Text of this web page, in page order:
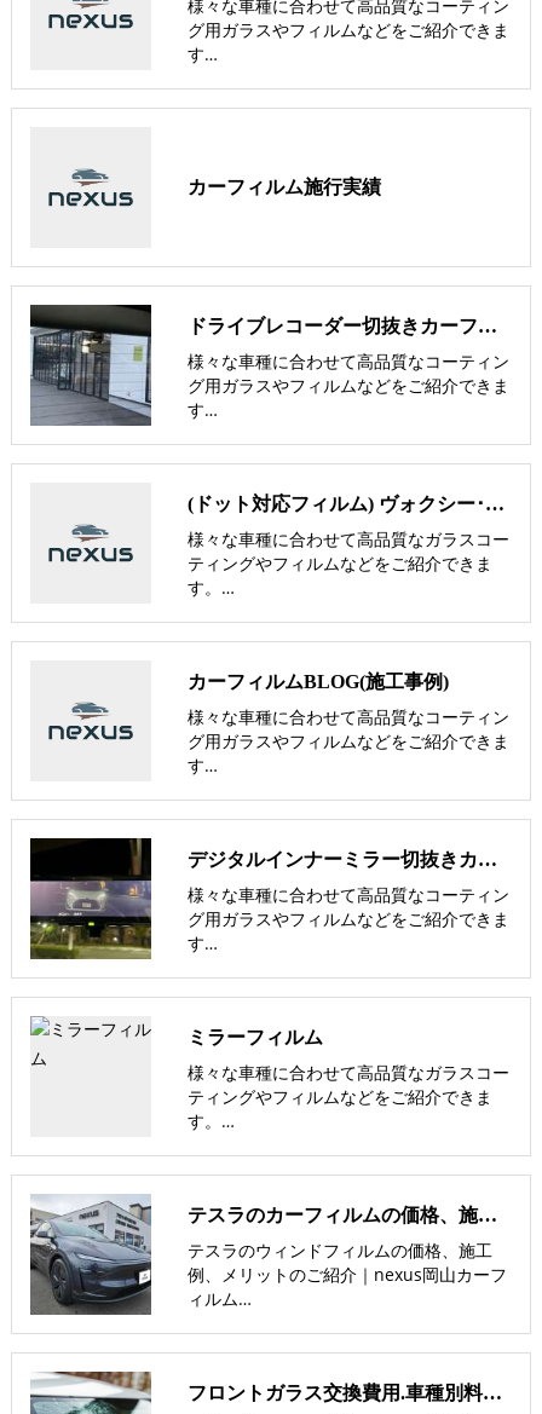
様々な車種に合わせて高品質なコーティン
グ用ガラスやフィルムなどをご紹介できま
す…
カーフィルム施行実績
ドライブレコーダー切抜きカーフィルム【nexus株式会社】
様々な車種に合わせて高品質なコーティン
グ用ガラスやフィルムなどをご紹介できま
す…
(ドット対応フィルム) ヴォクシー･ノア･GR86･シエンタ専用フィルム【nexus株式会社】
様々な車種に合わせて高品質なガラスコー
ティングやフィルムなどをご紹介できま
す。…
カーフィルムBLOG(施工事例)
様々な車種に合わせて高品質なコーティン
グ用ガラスやフィルムなどをご紹介できま
す…
デジタルインナーミラー切抜きカーフィルム【nexus株式会社】
様々な車種に合わせて高品質なコーティン
グ用ガラスやフィルムなどをご紹介できま
す…
ミラーフィルム
様々な車種に合わせて高品質なガラスコー
ティングやフィルムなどをご紹介できま
す。…
テスラのカーフィルムの価格、施工例、メリットのご紹介｜nexus岡山
テスラのウィンドフィルムの価格、施工
例、メリットのご紹介｜nexus岡山カーフ
ィルム…
フロントガラス交換費用.車種別料金表-飛び石修理の価格を比較